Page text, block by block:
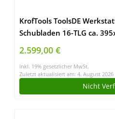
KrofTools ToolsDE
Schubladen 16-TLG ca.
Modulares Werkbank
Rückwand 8680SET
2.599,00 €
inkl. 19% gesetzlicher MwSt.
Zuletzt aktualisiert am: 4. August 2026
Nicht